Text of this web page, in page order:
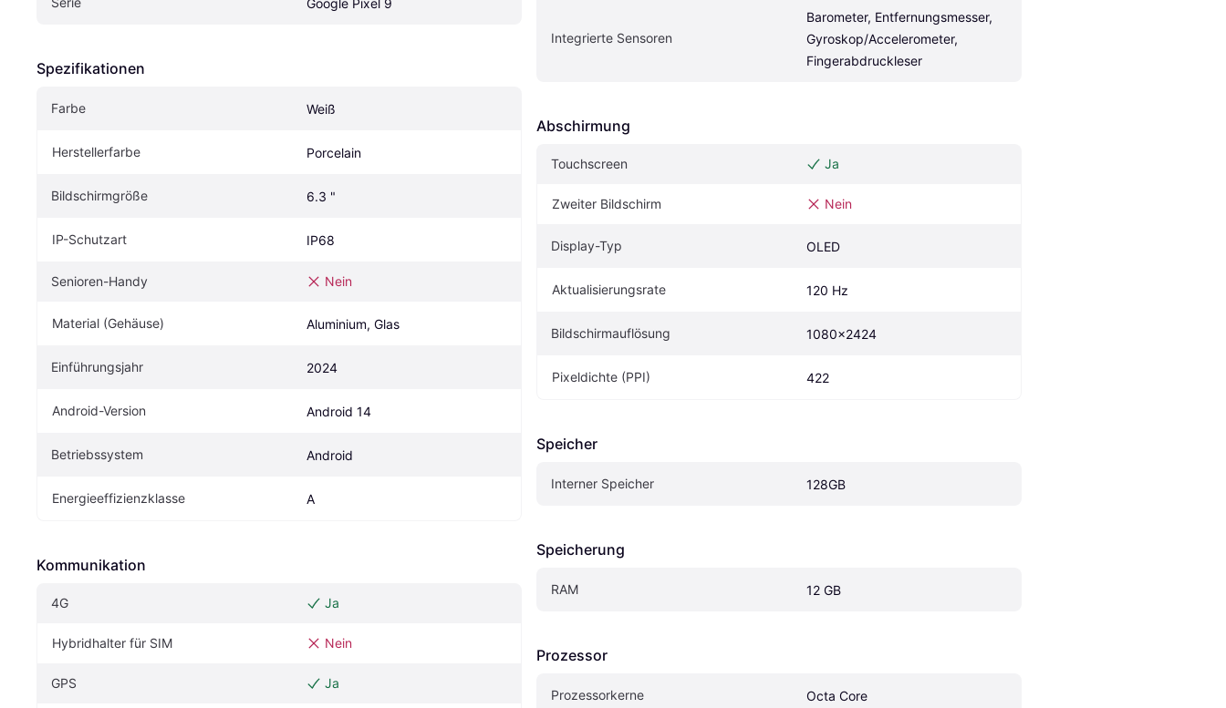
Google Pixel 9
Spezifikationen
Farbe Weiß
Herstellerfarbe Porcelain
Bildschirmgröße 6.3 "
IP-Schutzart IP68
Senioren-Handy Nein
Material (Gehäuse) Aluminium, Glas
Einführungsjahr 2024
Android-Version Android 14
Betriebssystem Android
Energieeffizienzklasse A
Kommunikation
4G Ja
Hybridhalter für SIM Nein
GPS Ja
Integrierte Sensoren
Barometer, Entfernungsmesser,
Gyroskop/Accelerometer,
Fingerabdruckleser
Abschirmung
Touchscreen Ja
Zweiter Bildschirm Nein
Display-Typ OLED
Aktualisierungsrate 120 Hz
Bildschirmauflösung 1080x2424
Pixeldichte (PPI) 422
Speicher
Interner Speicher 128GB
Speicherung
RAM 12 GB
Prozessor
Prozessorkerne Octa Core